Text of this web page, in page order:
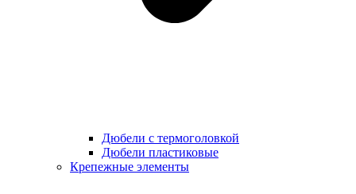
Дюбели с термоголовкой
Дюбели пластиковые
Крепежные элементы